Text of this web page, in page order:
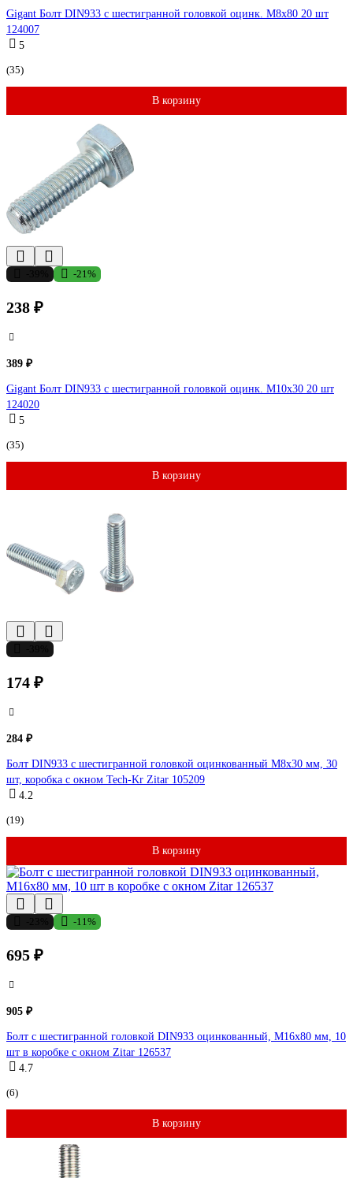
Gigant Болт DIN933 с шестигранной головкой оцинк. М8x80 20 шт
124007
5
(35)
В корзину
-21%
238 ₽
389 ₽
Gigant Болт DIN933 с шестигранной головкой оцинк. М10x30 20 шт
124020
5
(35)
В корзину
174 ₽
284 ₽
Болт DIN933 с шестигранной головкой оцинкованный М8x30 мм, 30
шт, коробка с окном Tech-Kr Zitar 105209
4.2
(19)
В корзину
-11%
695 ₽
905 ₽
Болт с шестигранной головкой DIN933 оцинкованный, М16x80 мм, 10
шт в коробке с окном Zitar 126537
4.7
(6)
В корзину